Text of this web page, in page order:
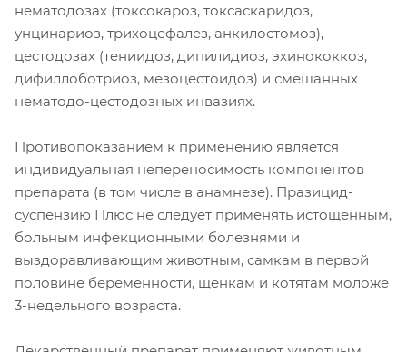
нематодозах (токсокароз, токсаскаридоз,
унцинариоз, трихоцефалез, анкилостомоз),
цестодозах (тениидоз, дипилидиоз, эхинококкоз,
дифиллоботриоз, мезоцестоидоз) и смешанных
нематодо-цестодозных инвазиях.
Противопоказанием к применению является
индивидуальная непереносимость компонентов
препарата (в том числе в анамнезе). Празицид-
суспензию Плюс не следует применять истощенным,
больным инфекционными болезнями и
выздоравливающим животным, самкам в первой
половине беременности, щенкам и котятам моложе
3-недельного возраста.